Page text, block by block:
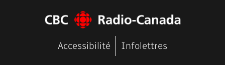
Accessibilité Infolettres